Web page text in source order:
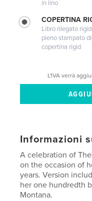
in lino
COPERTINA
Libro rilegato
pieno stampato
copertina rigid
L'IVA verrà
Informazioni
A celebration of
on the occasion of
years. Version
her one hundredth
Montana.